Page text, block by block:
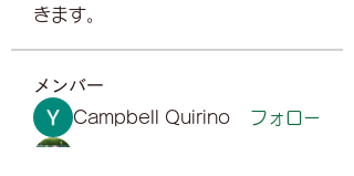
きます。
メンバー
Campbell Quirino
フォロー